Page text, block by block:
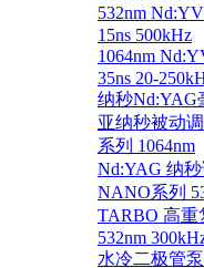
532nm
15ns 500kHz
1064nm
35ns 20-
纳秒Nd:YAG
亚纳秒被动
系列 1064nm
Nd:YAG 纳
NANO系列
TARBO 高重
532nm
水冷二极管